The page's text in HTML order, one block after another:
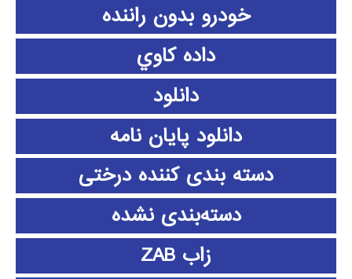
خودرو بدون راننده
داده كاوي
دانلود
دانلود پايان نامه
دسته بندی کننده درختی
دسته‌بندی نشده
زاب ZAB